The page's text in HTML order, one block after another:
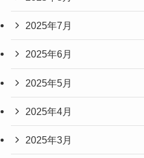
2025年7月
2025年6月
2025年5月
2025年4月
2025年3月